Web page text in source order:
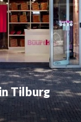
Tilburg